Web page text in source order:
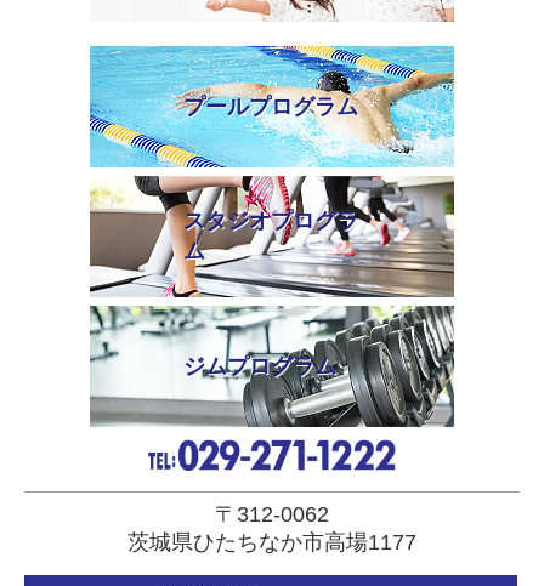
プールプログラム
スタジオプログラ
ム
ジムプログラム
〒312-0062
茨城県ひたちなか市高場1177